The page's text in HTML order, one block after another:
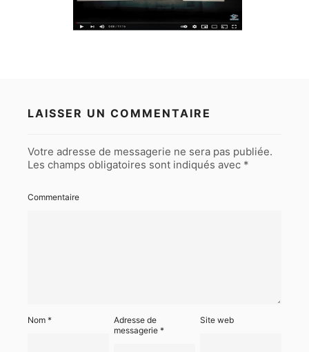
LAISSER UN COMMENTAIRE
Votre adresse de messagerie ne sera pas publiée.
Les champs obligatoires sont indiqués avec *
Commentaire
Nom *
Adresse de
messagerie*
Site web